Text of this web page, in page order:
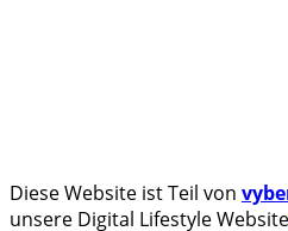
Diese Website ist Teil von
unsere Digital Lifestyle Website